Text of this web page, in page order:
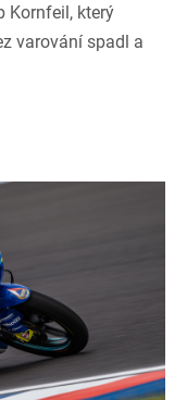
Kornfeil, který
varování spadl a